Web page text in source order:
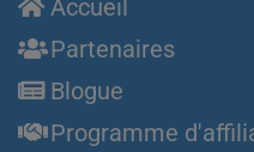
Accueil
Partenaires
Blogue
Programme